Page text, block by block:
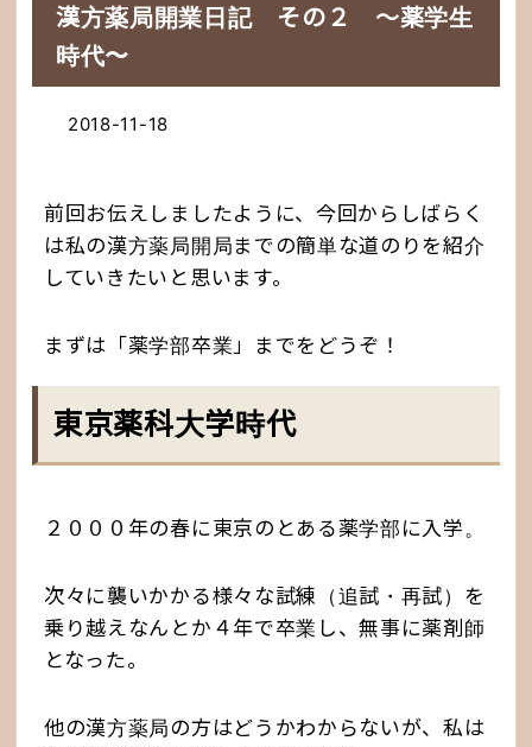
漢方薬局開業日記 その２ 〜薬学生
時代〜
2018-11-18
前回お伝えしましたように、今回からしばらく
は私の漢方薬局開局までの簡単な道のりを紹介
していきたいと思います。
まずは「薬学部卒業」までをどうぞ！
東京薬科大学時代
２０００年の春に東京のとある薬学部に入学。
次々に襲いかかる様々な試練（追試・再試）を
乗り越えなんとか４年で卒業し、無事に薬剤師
となった。
他の漢方薬局の方はどうかわからないが、私は